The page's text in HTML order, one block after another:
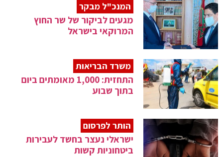
המנכ"ל מבקר
מגעים לביקור של שר החוץ
המרוקאי בישראל
משרד הבריאות
התחזית: 1,000 מאומתים ביום
בתוך שבוע
הותר לפרסום
ישראלי נעצר בחשד לעבירות
ביטחוניות קשות